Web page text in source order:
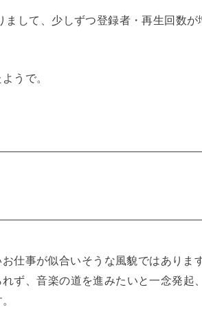
して、少しずつ登録者・再生回数が
うで。
仕事が似合いそうな風貌ではありま
ず、音楽の道を進みたいと一念発起